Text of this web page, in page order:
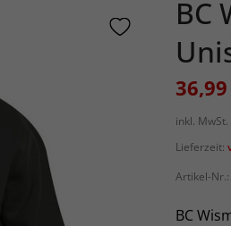
BC
inkl. MwSt.
Lieferzeit:
Artikel-Nr.:
BC